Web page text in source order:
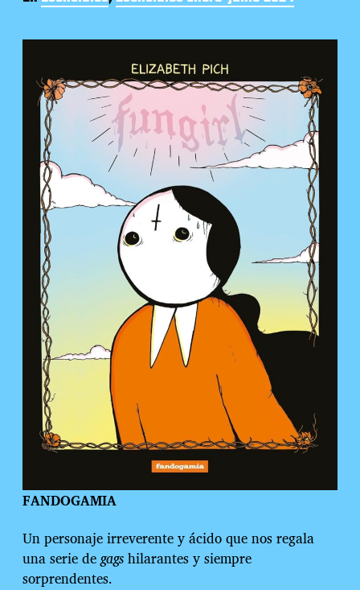
a
FANDOGAMIA
Un personaje irreverente y ácido que nos regala
una serie degagshilarantes y siempre
sorprendentes.